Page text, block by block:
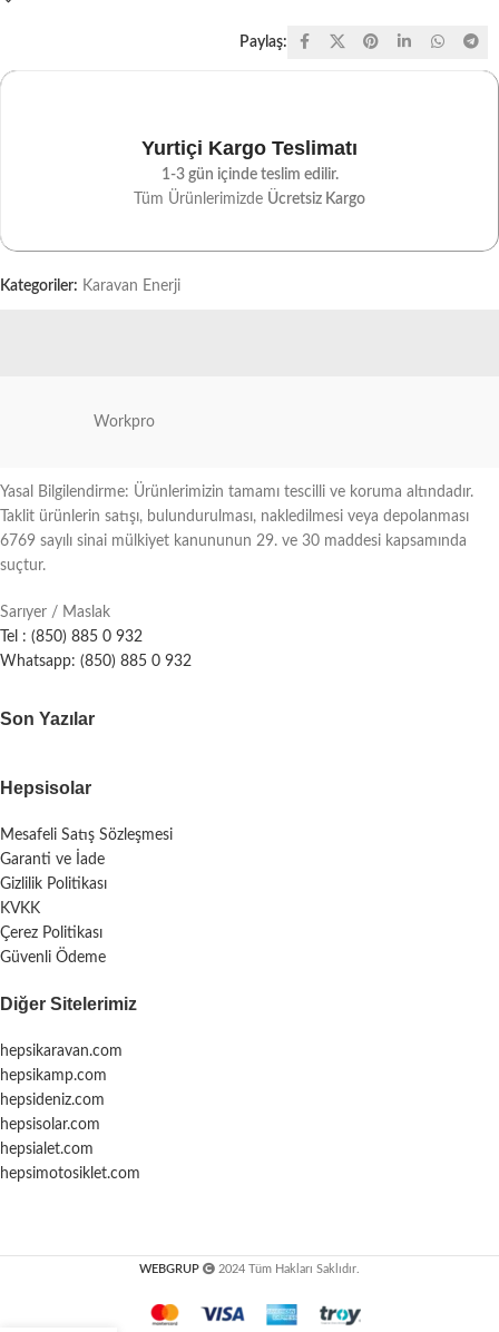
Paylaş:
Yurtiçi Kargo Teslimatı
1-3 gün içinde teslim edilir.
Tüm Ürünlerimizde Ücretsiz Kargo
Kategoriler: Karavan Enerji
Workpro
Yasal Bilgilendirme: Ürünlerimizin tamamı tescilli ve koruma altındadır.
Taklit ürünlerin satışı, bulundurulması, nakledilmesi veya depolanması
6769 sayılı sinai mülkiyet kanununun 29. ve 30 maddesi kapsamında
suçtur.
Sarıyer / Maslak
Tel : (850) 885 0 932
Whatsapp: (850) 885 0 932
Son Yazılar
Hepsisolar
Mesafeli Satış Sözleşmesi
Garanti ve İade
Gizlilik Politikası
KVKK
Çerez Politikası
Güvenli Ödeme
Diğer Sitelerimiz
hepsikaravan.com
hepsikamp.com
hepsideniz.com
hepsisolar.com
hepsialet.com
hepsimotosiklet.com
WEBGRUP 2024 Tüm Hakları Saklıdır.